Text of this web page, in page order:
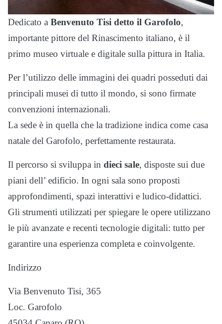
Dedicato a Benvenuto Tisi detto il Garofolo,
importante pittore del Rinascimento italiano, è il
primo museo virtuale e digitale sulla pittura in Italia.
Per l’utilizzo delle immagini dei quadri posseduti dai
principali musei di tutto il mondo, si sono firmate
convenzioni internazionali.
La sede è in quella che la tradizione indica come casa
natale del Garofolo, perfettamente restaurata.
Il percorso si sviluppa in dieci sale, disposte sui due
piani dell’ edificio. In ogni sala sono proposti
approfondimenti, spazi interattivi e ludico-didattici.
Gli strumenti utilizzati per spiegare le opere utilizzano
le più avanzate e recenti tecnologie digitali: tutto per
garantire una esperienza completa e coinvolgente.
Indirizzo
Via Benvenuto Tisi, 365
Loc. Garofolo